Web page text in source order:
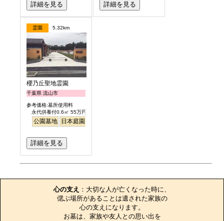
詳細を見る 詳細を見る
霊園 5.32km
櫻乃丘聖地霊園
千葉県 流山市
参考価格:墓所使用料
永代供養付0.6㎡ 55万円より
公園墓地 日本庭園
詳細を見る
心の支え ：大切な人が亡くなった時に、
偲ぶ場所があることは遺された家族の
心の支えになります。
お墓は、家族や友人との思い出を